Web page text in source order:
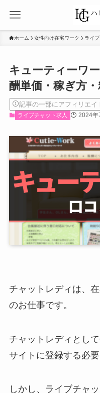
ホーム 女性向け在宅ワーク ライ
キューティーワ
酬単価・稼ぎ方
記事の一部にアフィリエイ
ライブチャット求人 2024年
チャットレディは、
のお仕事です。
チャットレディとし
サイトに登録する必要
しかし、ライブチャ